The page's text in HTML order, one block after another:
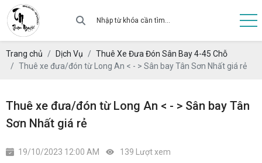
Trang chủ Dịch Vụ
Thuê Xe Đưa Đón Sân Bay 4-45 Chỗ
Thuê xe đưa/đón từ Long An < - > Sân bay Tân Sơn Nhất giá rẻ
Thuê xe đưa/đón từ Long An < - > Sân bay Tân
Sơn Nhất giá rẻ
19/10/2023 12:00 AM 139 Lượt xem